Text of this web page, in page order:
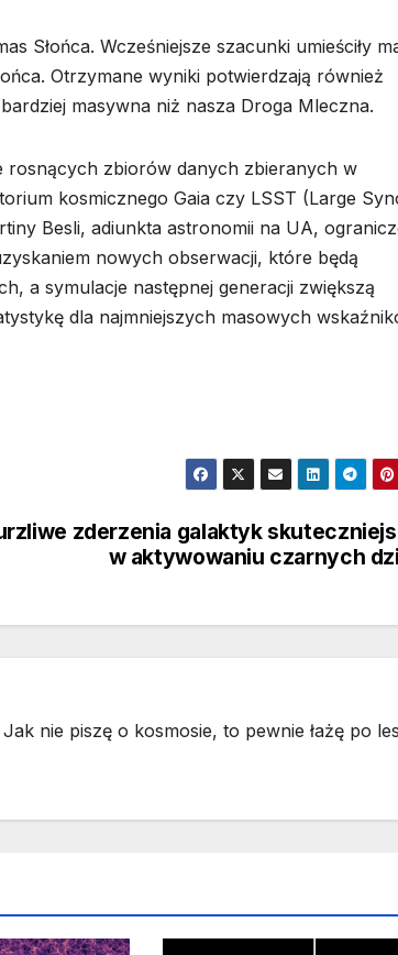
Słońca. Wcześniejsze szacunki umieściły
Otrzymane wyniki potwierdzają również
masywna niż nasza Droga Mleczna.
rosnących zbiorów danych zbieranych w
kosmicznego Gaia czy LSST (Large
Besli, adiunkta astronomii na UA,
nowych obserwacji, które będą
a symulacje następnej generacji zwiększą
dla najmniejszych masowych
zderzenia galaktyk
w aktywowaniu czarnych
nie piszę o kosmosie, to pewnie łażę po